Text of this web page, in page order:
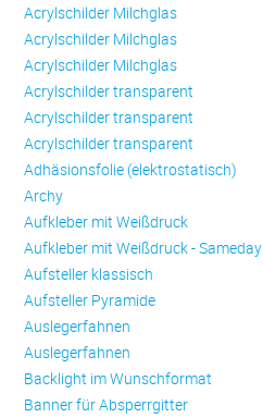
Acrylschilder Milchglas
Acrylschilder Milchglas
Acrylschilder Milchglas
Acrylschilder transparent
Acrylschilder transparent
Acrylschilder transparent
Adhäsionsfolie (elektrostatisch)
Archy
Aufkleber mit Weißdruck
Aufkleber mit Weißdruck - Sameday
Aufsteller klassisch
Aufsteller Pyramide
Auslegerfahnen
Auslegerfahnen
Backlight im Wunschformat
Banner für Absperrgitter